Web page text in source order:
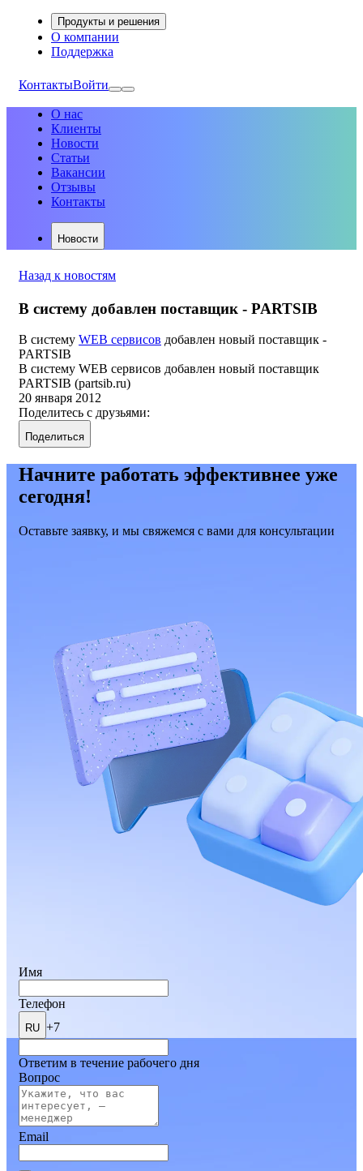
Продукты и решения
О компании
Поддержка
КонтактыВойти
О нас
Клиенты
Новости
Статьи
Вакансии
Отзывы
Контакты
Новости
Назад к новостям
В систему добавлен поставщик - PARTSIB
В систему WEB сервисов добавлен новый поставщик -
PARTSIB
В систему WEB сервисов добавлен новый поставщик
PARTSIB (partsib.ru)
20 января 2012
Поделитесь с друзьями:
Поделиться
Начните работать эффективнее уже
сегодня!
Оставьте заявку, и мы свяжемся с вами для консультации
Имя
Телефон
RU +7
Ответим в течение рабочего дня
Вопрос
Email